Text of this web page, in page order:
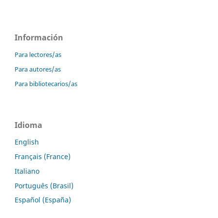
Información
Para lectores/as
Para autores/as
Para bibliotecarios/as
Idioma
English
Français (France)
Italiano
Português (Brasil)
Español (España)